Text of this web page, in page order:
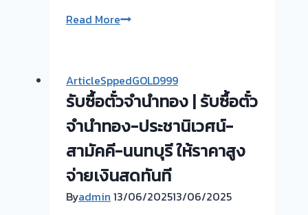
Read Moreรับ
ทอง
ยินดี
บริการ
รับ
ไถ่ถอน
ถึง
ArticleSppedGOLD999
รับซื้อตั๋วจำนำทอง | รับซื้อตั๋ว
จำนำทอง-ประชานิเวศน์-
สามัคคี-นนทบุรี ให้ราคาสูง
จ่ายเงินสดทันที
Byadmin 13/06/202513/06/2025